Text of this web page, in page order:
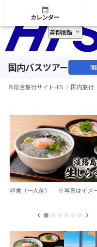
関西発 日帰り・宿泊バスツアー
首都圏版
国内バスツアー
home総合旅行サイトHIS 国内旅行
昼食（一人前） ※写真はイメ
chevron_left chevron_right
calendar_month
カレンダー